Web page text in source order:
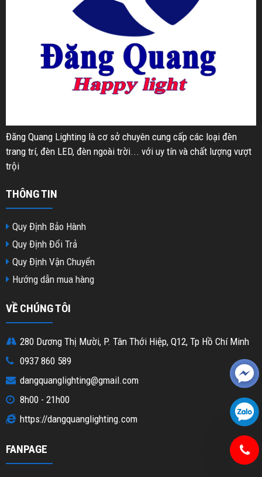
Đăng Quang Lighting là cơ sở chuyên cung cấp các loại đèn
trang trí, đèn LED, đèn ngoài trời... với uy tín và chất lượng vượt
trội
THÔNG TIN
Quy Định Bảo Hành
Quy Định Đổi Trả
Quy Định Vận Chuyển
Hướng dẫn mua hàng
VỀ CHÚNG TÔI
280 Dương Thị Mười, P. Tân Thới Hiệp, Q12, Tp Hồ Chí Minh
0937 860 589
dangquanglighting@gmail.com
8h00 - 21h00
https://dangquanglighting.com
FANPAGE